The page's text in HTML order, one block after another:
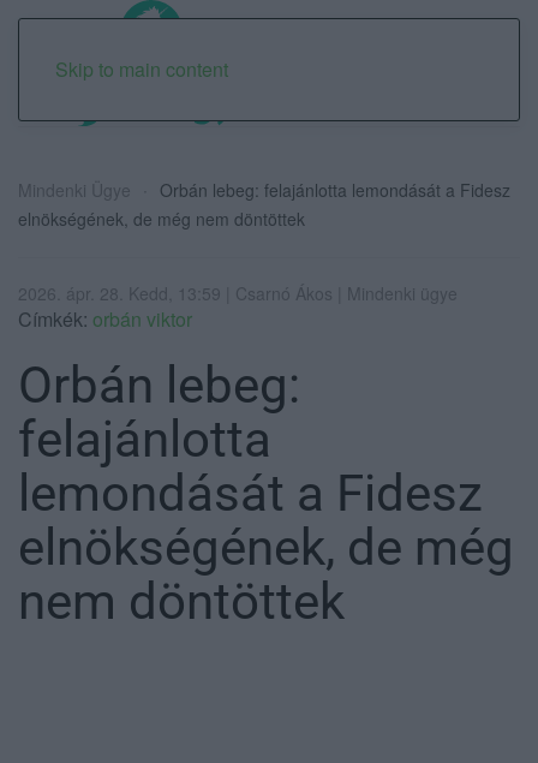
Skip to main content
Mindenki Ügye
Orbán lebeg: felajánlotta lemondását a Fidesz
elnökségének, de még nem döntöttek
2026. ápr. 28. Kedd, 13:59 | Csarnó Ákos | Mindenki ügye
Címkék: orbán viktor
Orbán lebeg:
felajánlotta
lemondását a Fidesz
elnökségének, de még
nem döntöttek